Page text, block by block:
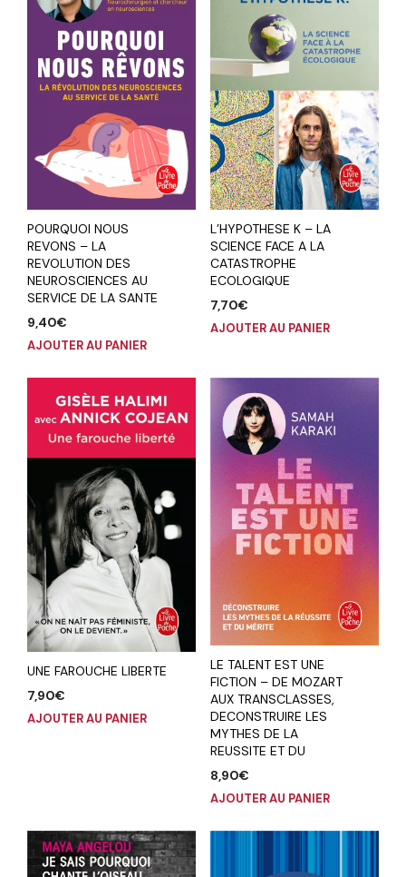
POURQUOI NOUS
REVONS – LA
REVOLUTION DES
NEUROSCIENCES AU
SERVICE DE LA SANTE
9,40€
AJOUTER AU PANIER
L’HYPOTHESE K – LA
SCIENCE FACE A LA
CATASTROPHE
ECOLOGIQUE
7,70€
AJOUTER AU PANIER
UNE FAROUCHE LIBERTE
7,90€
AJOUTER AU PANIER
LE TALENT EST UNE
FICTION – DE MOZART
AUX TRANSCLASSES,
DECONSTRUIRE LES
MYTHES DE LA
REUSSITE ET DU
8,90€
AJOUTER AU PANIER